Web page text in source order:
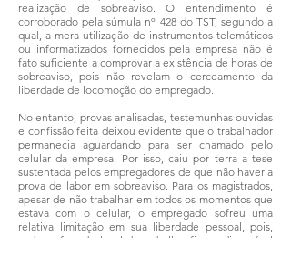
realização de sobreaviso. O entendimento é
corroborado pela súmula nº 428 do TST, segundo a
qual, a mera utilização de instrumentos telemáticos
ou informatizados fornecidos pela empresa não é
fato suficiente a comprovar a existência de horas de
sobreaviso, pois não revelam o cerceamento da
liberdade de locomoção do empregado.
No entanto, provas analisadas, testemunhas ouvidas
e confissão feita deixou evidente que o trabalhador
permanecia aguardando para ser chamado pelo
celular da empresa. Por isso, caiu por terra a tese
sustentada pelos empregadores de que não haveria
prova de labor em sobreaviso. Para os magistrados,
apesar de não trabalhar em todos os momentos que
estava com o celular, o empregado sofreu uma
relativa limitação em sua liberdade pessoal, pois,
embora fora do local de trabalho, ficava disponível